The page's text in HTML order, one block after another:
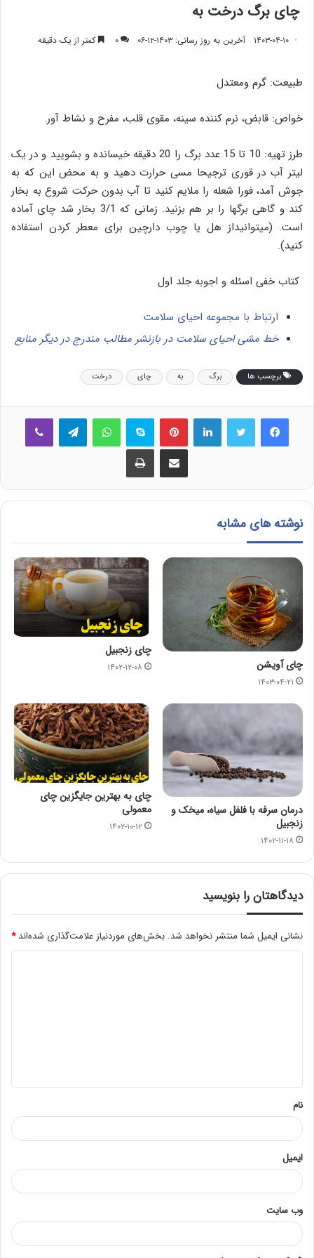
چای برگ درخت به
۱۴۰۳-۰۴-۱۰ آخرین به روز رسانی: ۱۴۰۳-۱۲-۰۶ ۰ کمتر از یک دقیقه
طبیعت: گرم ومعتدل
خواص: قابض، نرم کننده سینه، مقوی قلب، مفرح و نشاط آور.
طرز تهیه: 10 تا 15 عدد برگ را 20 دقیقه خیسانده و بشویید و در یک
لیتر آب در قوری ترجیحا مسی حرارت دهید و به محض این که به
جوش آمد، فورا شعله را ملایم کنید تا آب بدون حرکت شروع به بخار
کند و گاهی برگها را بر هم بزنید. زمانی که 3/1 بخار شد چای آماده
است. (میتوانیداز هل یا چوب دارچین برای معطر کردن استفاده
کنید).
کتاب خفی اسئله و اجوبه جلد اول
ارتباط با مجموعه احیای سلامت
خط مشی احیای سلامت در بازنشر مطالب مندرج در دیگر منابع
برچسب ها برگ به چای درخت
فیس بوک لینکدین ‫پین‌ترست اسکایپ واتس آپ
اشتراک گذاری از طریق ایمیل چاپ
نوشته های مشابه
چای آویشن
۱۴۰۳-۰۴-۲۱
چای زنجبیل
۱۴۰۲-۱۲-۰۸
درمان سرفه با فلفل سیاه، میخک و
زنجبیل
۱۴۰۲-۱۱-۱۸
چای به بهترین جایگزین چای
معمولی
۱۴۰۲-۱۰-۱۲
دیدگاهتان را بنویسید
نشانی ایمیل شما منتشر نخواهد شد. بخش‌های موردنیاز علامت‌گذاری شده‌اند*
*
نام
ایمیل
وب‌ سایت